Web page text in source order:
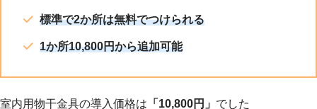
標準で2か所は無料でつけられる
1か所10,800円から追加可能
室内用物干金具の導入価格は 「10,800円」 でした